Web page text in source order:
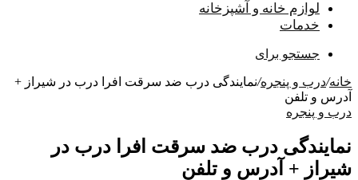
لوازم خانه و آشپزخانه
خدمات
جستجو برای
خانه/درب و پنجره/نمایندگی درب ضد سرقت افرا درب در شیراز +
آدرس و تلفن
درب و پنجره
نمایندگی درب ضد سرقت افرا درب در
شیراز + آدرس و تلفن